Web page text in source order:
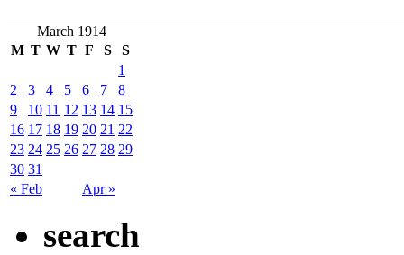
March 1914
M T W T F S S
« Feb Apr »
1
2
3 4 5 6 7
8
9
10 11 12 13 14 15
16 17 18 19 20 21 22
23 24 25 26 27 28 29
30 31
search